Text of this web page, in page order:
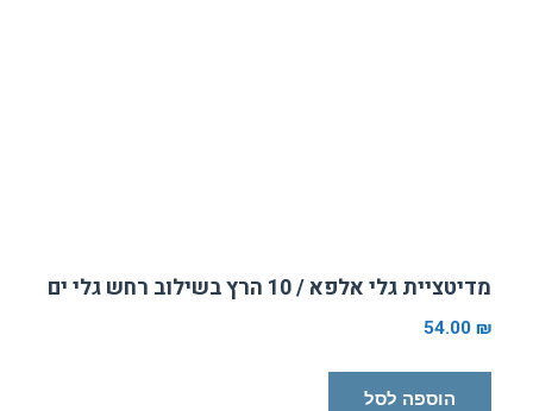
מדיטציית גלי אלפא / 10 הרץ בשילוב רחש גלי ים
54.00 ₪
הוספה לסל